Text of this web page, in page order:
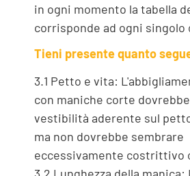
in ogni momento la tabella
corrisponde ad ogni singolo
Tieni presente quanto
3.1 Petto e vita:
con maniche corte
vestibilità aderente sul
ma non dovrebbe sembrare
eccessivamente costrittivo